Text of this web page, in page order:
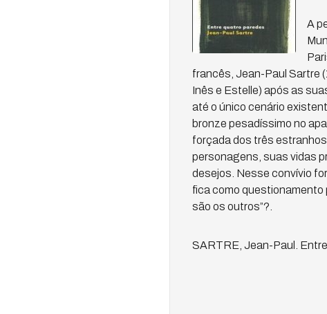
A
francês, Jean-Paul Sartre
Inês e Estelle) após as
até o único cenário
bronze pesadíssimo no
forçada dos três
personagens, suas vidas
desejos. Nesse convívio
fica como questionamento
são os outros”?.
SARTRE, Jean-Paul.